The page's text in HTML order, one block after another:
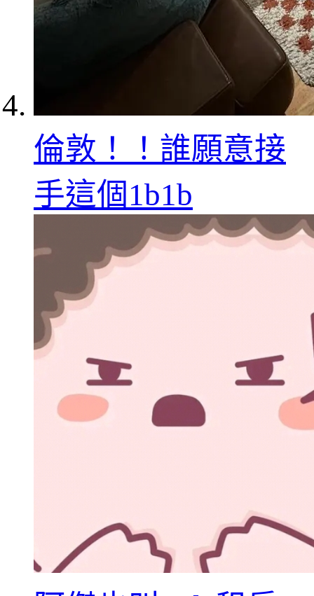
倫敦！！誰願意接
手這個1b1b